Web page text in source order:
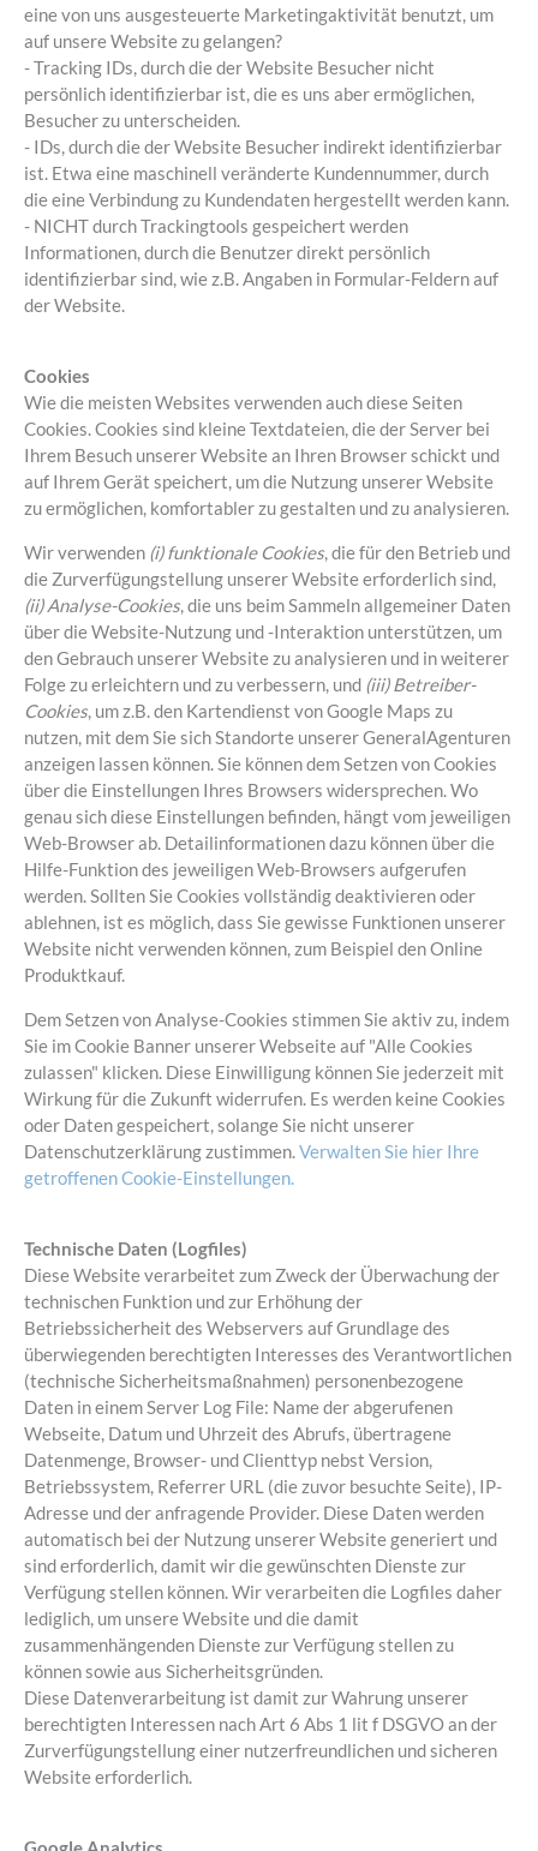
eine von uns ausgesteuerte Marketingaktivität benutzt, um
auf unsere Website zu gelangen?
- Tracking IDs, durch die der Website Besucher nicht
persönlich identifizierbar ist, die es uns aber ermöglichen,
Besucher zu unterscheiden.
- IDs, durch die der Website Besucher indirekt identifizierbar
ist. Etwa eine maschinell veränderte Kundennummer, durch
die eine Verbindung zu Kundendaten hergestellt werden kann.
- NICHT durch Trackingtools gespeichert werden
Informationen, durch die Benutzer direkt persönlich
identifizierbar sind, wie z.B. Angaben in Formular-Feldern auf
der Website.
Cookies
Wie die meisten Websites verwenden auch diese Seiten
Cookies. Cookies sind kleine Textdateien, die der Server bei
Ihrem Besuch unserer Website an Ihren Browser schickt und
auf Ihrem Gerät speichert, um die Nutzung unserer Website
zu ermöglichen, komfortabler zu gestalten und zu analysieren.
Wir verwenden (i) funktionale Cookies , die für den Betrieb und
die Zurverfügungstellung unserer Website erforderlich sind,
(ii) Analyse-Cookies , die uns beim Sammeln allgemeiner Daten
über die Website-Nutzung und -Interaktion unterstützen, um
den Gebrauch unserer Website zu analysieren und in weiterer
Folge zu erleichtern und zu verbessern, und (iii) Betreiber-
Cookies , um z.B. den Kartendienst von Google Maps zu
nutzen, mit dem Sie sich Standorte unserer GeneralAgenturen
anzeigen lassen können. Sie können dem Setzen von Cookies
über die Einstellungen Ihres Browsers widersprechen. Wo
genau sich diese Einstellungen befinden, hängt vom jeweiligen
Web-Browser ab. Detailinformationen dazu können über die
Hilfe-Funktion des jeweiligen Web-Browsers aufgerufen
werden. Sollten Sie Cookies vollständig deaktivieren oder
ablehnen, ist es möglich, dass Sie gewisse Funktionen unserer
Website nicht verwenden können, zum Beispiel den Online
Produktkauf.
Dem Setzen von Analyse-Cookies stimmen Sie aktiv zu, indem
Sie im Cookie Banner unserer Webseite auf "Alle Cookies
zulassen" klicken. Diese Einwilligung können Sie jederzeit mit
Wirkung für die Zukunft widerrufen. Es werden keine Cookies
oder Daten gespeichert, solange Sie nicht unserer
Datenschutzerklärung zustimmen.Verwalten Sie hier Ihre
getroffenen Cookie-Einstellungen.
Technische Daten (Logfiles)
Diese Website verarbeitet zum Zweck der Überwachung der
technischen Funktion und zur Erhöhung der
Betriebssicherheit des Webservers auf Grundlage des
überwiegenden berechtigten Interesses des Verantwortlichen
(technische Sicherheitsmaßnahmen) personenbezogene
Daten in einem Server Log File: Name der abgerufenen
Webseite, Datum und Uhrzeit des Abrufs, übertragene
Datenmenge, Browser- und Clienttyp nebst Version,
Betriebssystem, Referrer URL (die zuvor besuchte Seite), IP-
Adresse und der anfragende Provider. Diese Daten werden
automatisch bei der Nutzung unserer Website generiert und
sind erforderlich, damit wir die gewünschten Dienste zur
Verfügung stellen können. Wir verarbeiten die Logfiles daher
lediglich, um unsere Website und die damit
zusammenhängenden Dienste zur Verfügung stellen zu
können sowie aus Sicherheitsgründen.
Diese Datenverarbeitung ist damit zur Wahrung unserer
berechtigten Interessen nach Art 6 Abs 1 lit f DSGVO an der
Zurverfügungstellung einer nutzerfreundlichen und sicheren
Website erforderlich.